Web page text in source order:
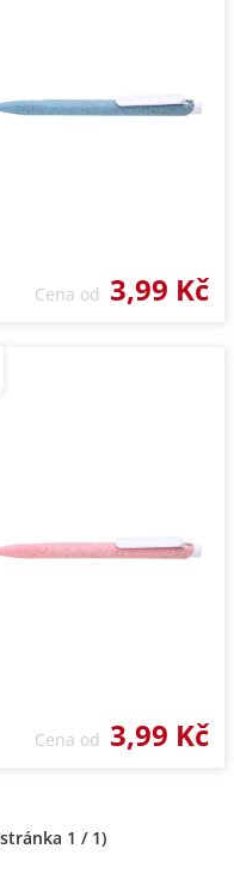
Cena od 3,99 Kč
Cena od 3,99 Kč
1 / 1)